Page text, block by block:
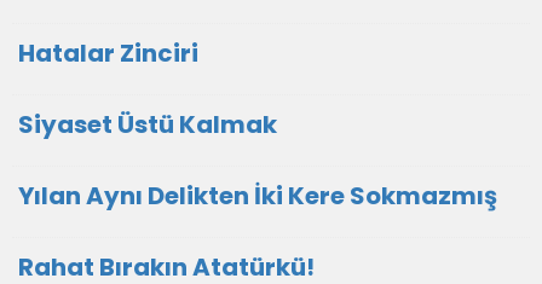
Hatalar Zinciri
Siyaset Üstü Kalmak
Yılan Aynı Delikten İki Kere Sokmazmış
Rahat Bırakın Atatürkü!